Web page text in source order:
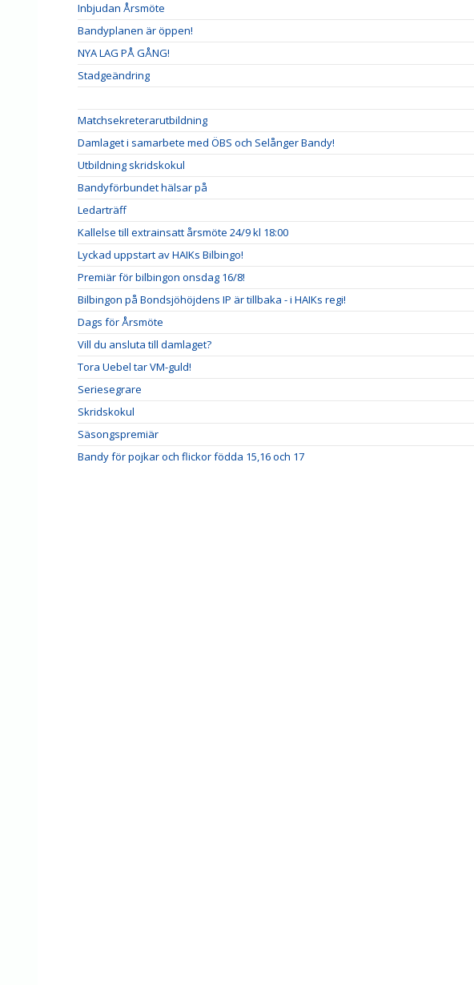
Inbjudan Årsmöte
Bandyplanen är öppen!
NYA LAG PÅ GÅNG!
Stadgeändring
Matchsekreterarutbildning
Damlaget i samarbete med ÖBS och Selånger Bandy!
Utbildning skridskokul
Bandyförbundet hälsar på
Ledarträff
Kallelse till extrainsatt årsmöte 24/9 kl 18:00
Lyckad uppstart av HAIKs Bilbingo!
Premiär för bilbingon onsdag 16/8!
Bilbingon på Bondsjöhöjdens IP är tillbaka - i HAIKs regi!
Dags för Årsmöte
Vill du ansluta till damlaget?
Tora Uebel tar VM-guld!
Seriesegrare
Skridskokul
Säsongspremiär
Bandy för pojkar och flickor födda 15,16 och 17